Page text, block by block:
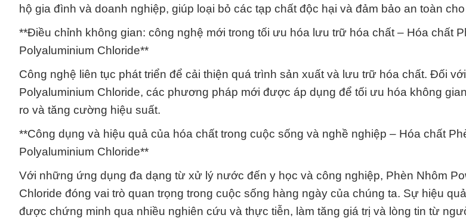
hộ gia đình và doanh nghiệp, giúp loại bỏ các tạp chất độc hại và đảm bảo an toàn
**Điều chỉnh không gian: công nghệ mới trong tối ưu hóa lưu trữ hóa chất – Hóa chất
Polyaluminium Chloride**
Công nghệ liên tục phát triển để cải thiện quá trình sản xuất và lưu trữ hóa chất. Đối
Polyaluminium Chloride, các phương pháp mới được áp dụng để tối ưu hóa không
ro và tăng cường hiệu suất.
**Công dụng và hiệu quả của hóa chất trong cuộc sống và nghề nghiệp – Hóa chất
Polyaluminium Chloride**
Với những ứng dụng đa dạng từ xử lý nước đến y học và công nghiệp, Phèn Nhôm
Chloride đóng vai trò quan trọng trong cuộc sống hàng ngày của chúng ta. Sự hiệu
được chứng minh qua nhiều nghiên cứu và thực tiễn, làm tăng giá trị và lòng tin từ